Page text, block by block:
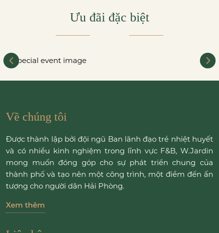
Ưu đãi đặc biệt
Về chúng tôi
Được thành lập bởi đội ngũ Ban lãnh đạo trẻ nhiệt huyết
và có nhiều kinh nghiệm trong lĩnh vực F&B, W.Jardin
mong muốn đóng góp cho sự phát triển chung của
thành phố và tạo nên một công trình, một điểm đến ấn
tượng cho người dân Hải Phòng.
Xem thêm